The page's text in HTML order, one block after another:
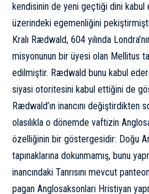
kendisinin de yeni geçtiği dini
üzerindeki egemenliğini
Kralı Rædwald, 604 yılında
misyonunun bir üyesi olan Mellitus
edilmiştir. Rædwald bunu kabul
siyasi otoritesini kabul ettiğini de
Rædwald’ın inancını değiştirdikten
olasılıkla o dönemde vaftizin
özelliğinin bir göstergesidir: Doğu
tapınaklarına dokunmamış, bunu
inancındaki Tanrısını mevcut
pagan Anglosaksonları Hristiyan